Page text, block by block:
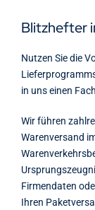
Blitzhefter
Nutzen Sie die
in uns einen
Wir führen
Warenversand
Firmendaten
Ihren